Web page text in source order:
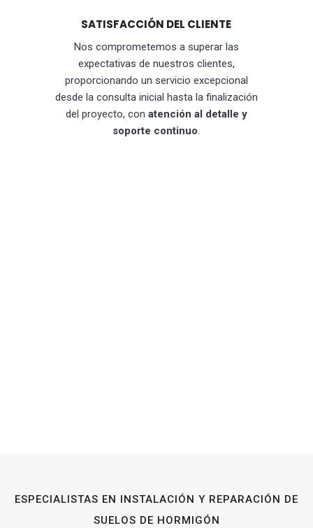
SATISFACCIÓN DEL CLIENTE
Nos comprometemos a superar las
expectativas de nuestros clientes,
proporcionando un servicio excepcional
desde la consulta inicial hasta la finalización
del proyecto, con atención al detalle y
soporte continuo.
ESPECIALISTAS EN INSTALACIÓN Y REPARACIÓN DE
SUELOS DE HORMIGÓN